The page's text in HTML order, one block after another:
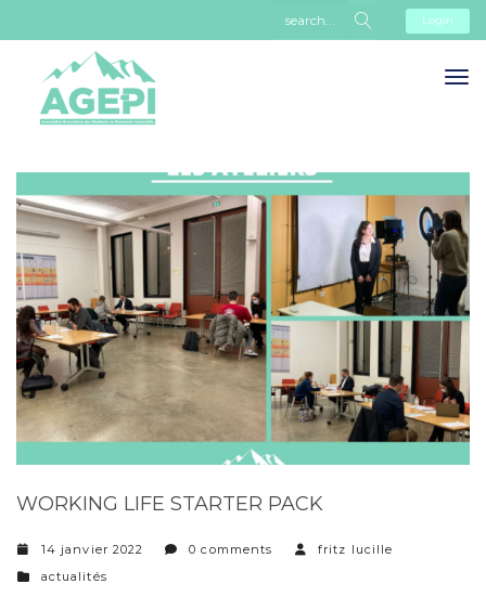
Login
WORKING LIFE STARTER PACK
14 janvier 2022 0 comments
fritz lucille
categories
actualités